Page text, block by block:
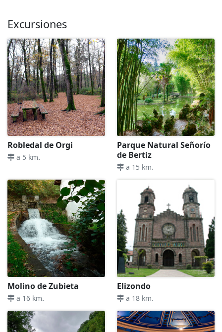
Excursiones
Robledal de Orgi
a 5 km.
Parque Natural Señorío
de Bertiz
a 15 km.
Molino de Zubieta
a 16 km.
Elizondo
a 18 km.